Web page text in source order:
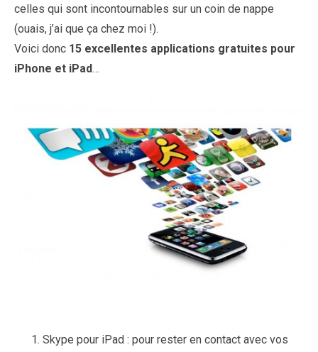
celles qui sont incontournables sur un coin de nappe
(ouais, j’ai que ça chez moi !).
Voici donc 15 excellentes applications gratuites pour
iPhone et iPad…
Skype pour iPad : pour rester en contact avec vos